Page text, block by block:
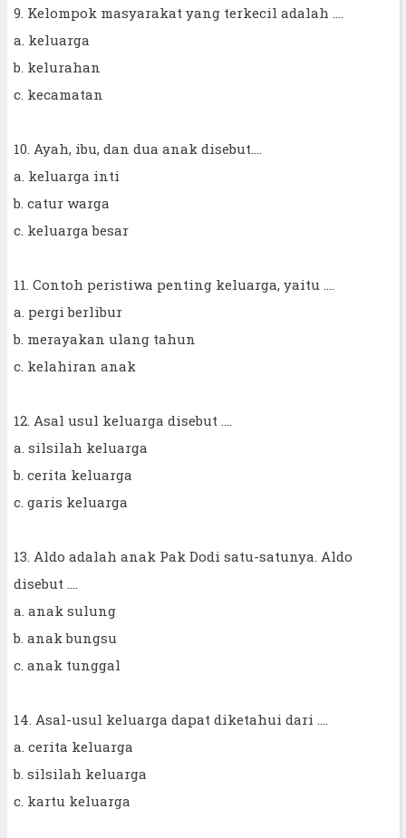
9. Kelompok masyarakat yang terkecil adalah ....
a. keluarga
b. kelurahan
c. kecamatan
10. Ayah, ibu, dan dua anak disebut....
a. keluarga inti
b. catur warga
c. keluarga besar
11. Contoh peristiwa penting keluarga, yaitu ....
a. pergi berlibur
b. merayakan ulang tahun
c. kelahiran anak
12. Asal usul keluarga disebut ....
a. silsilah keluarga
b. cerita keluarga
c. garis keluarga
13. Aldo adalah anak Pak Dodi satu-satunya. Aldo
disebut ....
a. anak sulung
b. anak bungsu
c. anak tunggal
14. Asal-usul keluarga dapat diketahui dari ....
a. cerita keluarga
b. silsilah keluarga
c. kartu keluarga